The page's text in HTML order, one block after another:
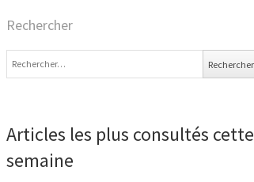
Rechercher
Articles les plus consultés cette
semaine